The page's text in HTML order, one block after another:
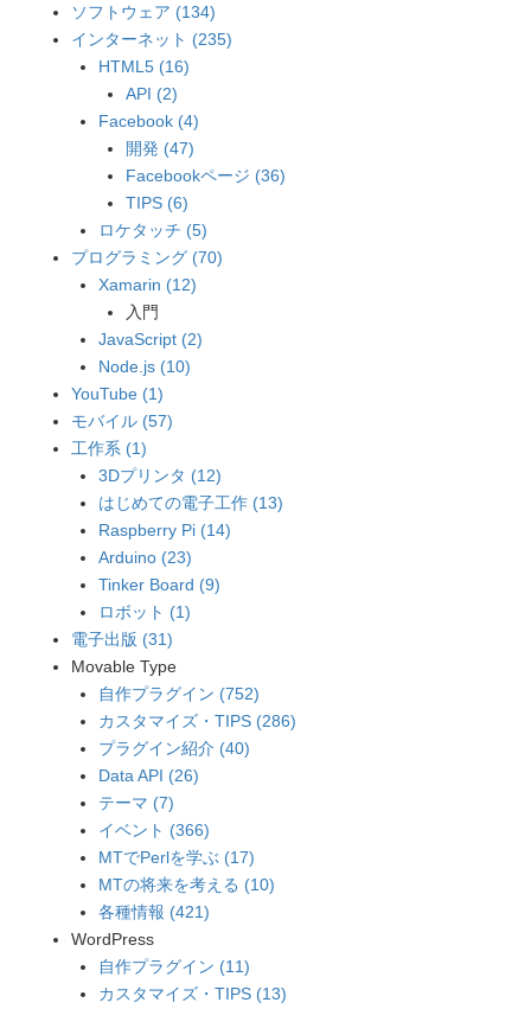
ソフトウェア (134)
インターネット (235)
HTML5 (16)
API (2)
Facebook (4)
開発 (47)
Facebookページ (36)
TIPS (6)
ロケタッチ (5)
プログラミング (70)
Xamarin (12)
入門
JavaScript (2)
Node.js (10)
YouTube (1)
モバイル (57)
工作系 (1)
3Dプリンタ (12)
はじめての電子工作 (13)
Raspberry Pi (14)
Arduino (23)
Tinker Board (9)
ロボット (1)
電子出版 (31)
Movable Type
自作プラグイン (752)
カスタマイズ・TIPS (286)
プラグイン紹介 (40)
Data API (26)
テーマ (7)
イベント (366)
MTでPerlを学ぶ (17)
MTの将来を考える (10)
各種情報 (421)
WordPress
自作プラグイン (11)
カスタマイズ・TIPS (13)